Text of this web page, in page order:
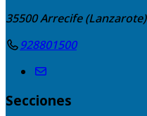
35500Arrecife (Lanzarote)
928801500
Secciones